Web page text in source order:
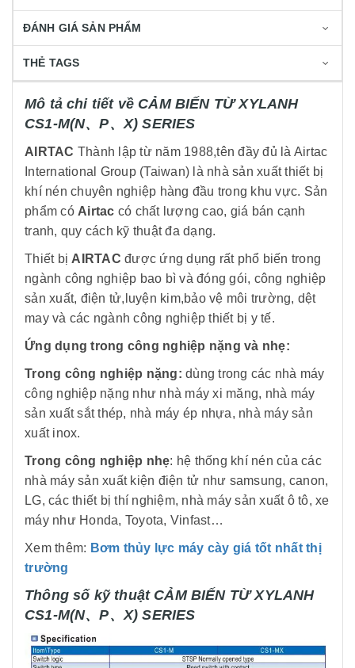
ĐÁNH GIÁ SẢN PHẨM
THẺ TAGS
Mô tả chi tiết về CẢM BIẾN TỪ XYLANH
CS1-M(N、P、X) SERIES
AIRTAC Thành lập từ năm 1988,tên đầy đủ là Airtac
International Group (Taiwan) là nhà sản xuất thiết bị
khí nén chuyên nghiệp hàng đầu trong khu vực. Sản
phẩm có Airtac có chất lượng cao, giá bán cạnh
tranh, quy cách kỹ thuật đa dạng.
Thiết bị AIRTAC được ứng dụng rất phổ biến trong
ngành công nghiệp bao bì và đóng gói, công nghiệp
sản xuất, điện tử,luyện kim,bảo vệ môi trường, dệt
may và các ngành công nghiệp thiết bị y tế.
Ứng dụng trong công nghiệp nặng và nhẹ:
Trong công nghiệp nặng: dùng trong các nhà máy
công nghiệp nặng như nhà máy xi măng, nhà máy
sản xuất sắt thép, nhà máy ép nhựa, nhà máy sản
xuất inox.
Trong công nghiệp nhẹ: hệ thống khí nén của các
nhà máy sản xuất kiện điện tử như samsung, canon,
LG, các thiết bị thí nghiệm, nhà máy sản xuất ô tô, xe
máy như Honda, Toyota, Vinfast…
Xem thêm: Bơm thủy lực máy cày giá tốt nhất thị
trường
Thông số kỹ thuật CẢM BIẾN TỪ XYLANH
CS1-M(N、P、X) SERIES